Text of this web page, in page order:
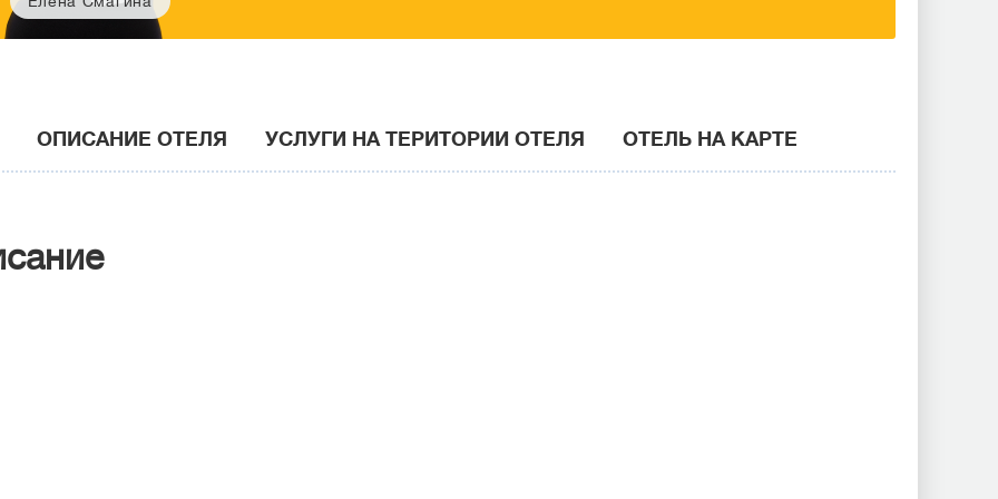
ОПИСАНИЕ ОТЕЛЯ УСЛУГИ НА ТЕРИТОРИИ ОТЕЛЯ ОТЕЛЬ НА КАРТЕ